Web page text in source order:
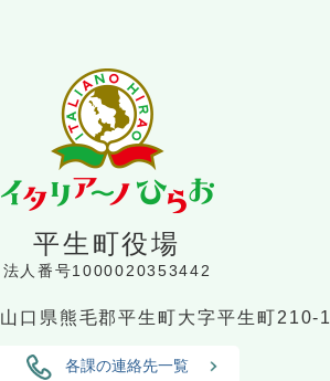
平生町役場
法人番号1000020353442
山口県熊毛郡平生町大字平生町210-1
各課の連絡先一覧